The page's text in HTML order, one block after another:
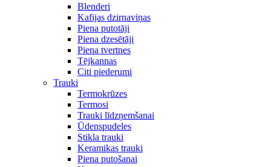
Blenderi
Kafijas dzirnaviņas
Piena putotāji
Piena dzesētāji
Piena tvertnes
Tējkannas
Citi piederumi
Trauki
Termokrūzes
Termosi
Trauki līdzņemšanai
Ūdenspudeles
Stikla trauki
Keramikas trauki
Piena putošanai